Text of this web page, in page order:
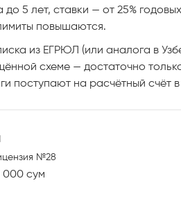
5 лет, ставки — от 25%
повышаются.
из ЕГРЮЛ (или аналога в
схеме — достаточно
поступают на расчётный счёт
№28
сум